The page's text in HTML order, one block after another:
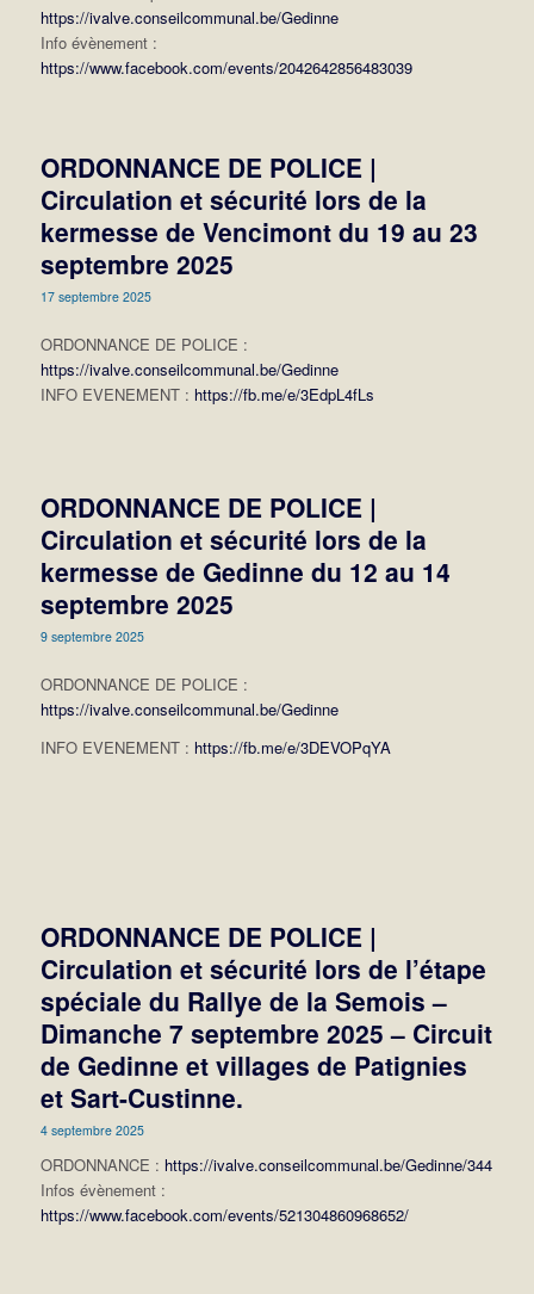
https://ivalve.conseilcommunal.be/Gedinne
Info évènement :
https://www.facebook.com/events/2042642856483039
ORDONNANCE DE POLICE |
Circulation et sécurité lors de la
kermesse de Vencimont du 19 au 23
septembre 2025
17 septembre 2025
ORDONNANCE DE POLICE :
https://ivalve.conseilcommunal.be/Gedinne
INFO EVENEMENT : https://fb.me/e/3EdpL4fLs
ORDONNANCE DE POLICE |
Circulation et sécurité lors de la
kermesse de Gedinne du 12 au 14
septembre 2025
9 septembre 2025
ORDONNANCE DE POLICE :
https://ivalve.conseilcommunal.be/Gedinne
INFO EVENEMENT : https://fb.me/e/3DEVOPqYA
ORDONNANCE DE POLICE |
Circulation et sécurité lors de l’étape
spéciale du Rallye de la Semois –
Dimanche 7 septembre 2025 – Circuit
de Gedinne et villages de Patignies
et Sart-Custinne.
4 septembre 2025
ORDONNANCE : https://ivalve.conseilcommunal.be/Gedinne/344
Infos évènement :
https://www.facebook.com/events/521304860968652/